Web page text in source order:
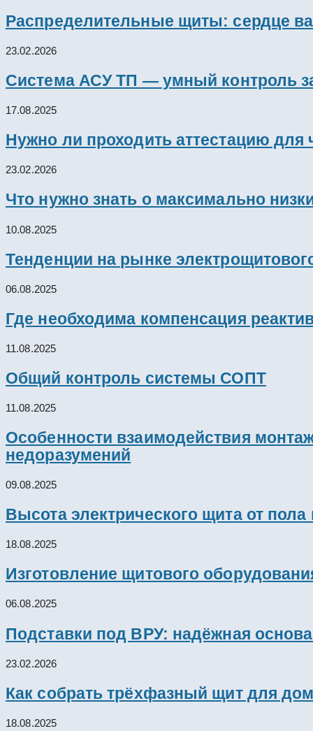
Распределительные щиты: сердце
23.02.2026
Система АСУ ТП — умный контроль
17.08.2025
Нужно ли проходить аттестацию для
23.02.2026
Что нужно знать о максимально
10.08.2025
Тенденции на рынке
06.08.2025
Где необходима компенсация
11.08.2025
Общий контроль системы СОПТ
11.08.2025
Особенности взаимодействия
недоразумений
09.08.2025
Высота электрического щита от
18.08.2025
Изготовление щитового
06.08.2025
Подставки под ВРУ: надёжная
23.02.2026
Как собрать трёхфазный щит для
18.08.2025